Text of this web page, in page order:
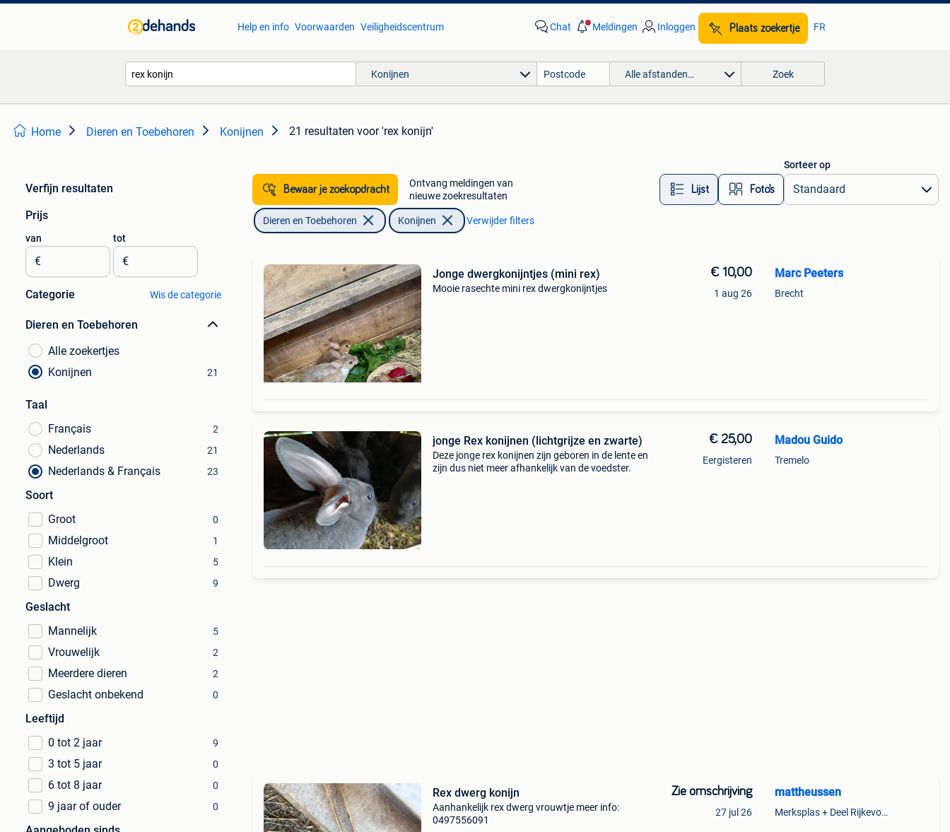
Help en info Voorwaarden Veiligheidscentrum Chat Meldingen Inloggen Plaats zoekertje FR
Konijnen Alle afstanden… Zoek
Home Dieren en Toebehoren Konijnen 21 resultaten voor 'rex konijn'
Verfijn resultaten
Prijs
van
€
tot
€
Categorie Wis de categorie
Dieren en Toebehoren
Alle zoekertjes
Konijnen
21
Taal
Français
2
Nederlands 21
Nederlands & Français 23
Soort
Groot
0
Middelgroot 1
Klein 5
Dwerg 9
Geslacht
Mannelijk
5
Vrouwelijk 2
Meerdere dieren 2
Geslacht onbekend 0
Leeftijd
0 tot 2 jaar
9
3 tot 5 jaar 0
6 tot 8 jaar 0
9 jaar of ouder 0
Bewaar je zoekopdracht
Ontvang meldingen van
nieuwe zoekresultaten
Lijst Foto’s
Sorteer op
Dieren en Toebehoren Konijnen Verwijder filters
Jonge dwergkonijntjes (mini rex)
Mooie rasechte mini rex dwergkonijntjes
€ 10,00
1 aug 26
Marc Peeters
Brecht
jonge Rex konijnen (lichtgrijze en zwarte)
Deze jonge rex konijnen zijn geboren in de lente en
zijn dus niet meer afhankelijk van de voedster.
€ 25,00
Eergisteren
Madou Guido
Tremelo
Rex dwerg konijn
Aanhankelijk rex dwerg vrouwtje meer info:
0497556091
Zie omschrijving
27 jul 26
mattheussen
Merksplas + Deel Rijkevorsel